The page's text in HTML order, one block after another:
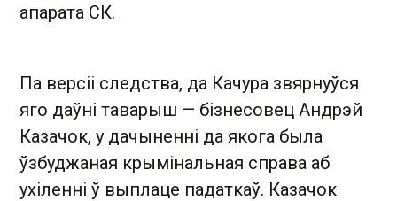
апарата СК.
Па версіі следства, да Качура звярнуўся
яго даўні таварыш — бізнесовец Андрэй
Казачок, у дачыненні да якога была
ўзбуджаная крымінальная справа аб
ухіленні ў выплаце падаткаў. Казачок